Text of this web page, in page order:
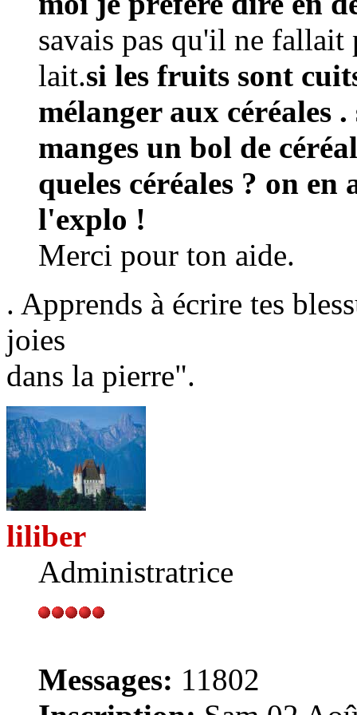
savais pas qu'il ne fallait
lait.si les fruits sont
mélanger aux céréales .
manges un bol de
queles céréales ? on en
l'explo !
Merci pour ton aide.
. Apprends à écrire tes
joies
dans la pierre".
liliber
Administratrice
Messages: 11802